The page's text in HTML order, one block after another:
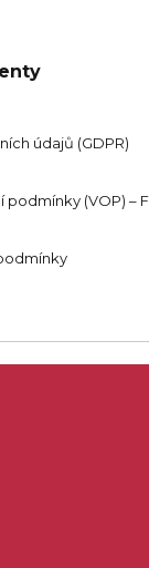
údajů (GDPR)
(VOP) –